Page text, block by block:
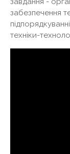
забезпечення
техніки-